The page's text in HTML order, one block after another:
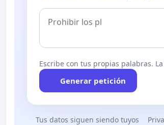
Escribe con tus propias palabras.
Generar petición
Tus datos siguen siendo tuyos